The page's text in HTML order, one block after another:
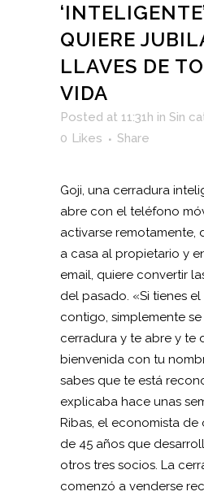
QUIERE
LLAVES DE
VIDA
Posted at 11:31h in Sin
0 Likes Share
Goji, una cerradura
abre con el teléfono
activarse remotamente,
a casa al propietario y
email, quiere convertir
del pasado. «Si tienes
contigo, simplemente
cerradura y te abre y te
bienvenida con tu
sabes que te está
explicaba hace unas
Ribas, el economista de
de 45 años que
otros tres socios. La
comenzó a venderse